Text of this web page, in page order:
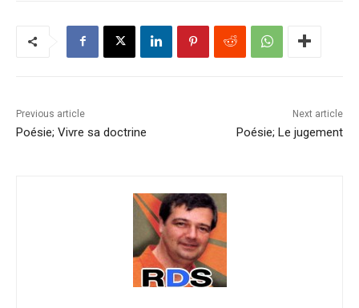
Previous article
Poésie; Vivre sa doctrine
Next article
Poésie; Le jugement